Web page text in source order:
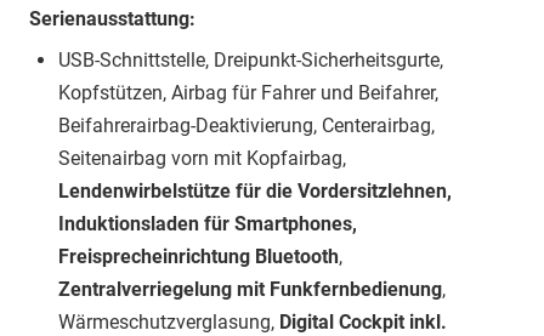
Serienausstattung:
USB-Schnittstelle, Dreipunkt-Sicherheitsgurte,
Kopfstützen, Airbag für Fahrer und Beifahrer,
Beifahrerairbag-Deaktivierung, Centerairbag,
Seitenairbag vorn mit Kopfairbag,
Lendenwirbelstütze für die Vordersitzlehnen,
Induktionsladen für Smartphones,
Freisprecheinrichtung Bluetooth,
Zentralverriegelung mit Funkfernbedienung,
Wärmeschutzverglasung, Digital Cockpit inkl.